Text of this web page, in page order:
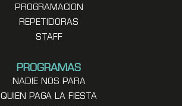
PROGRAMACION
REPETIDORAS
STAFF
PROGRAMAS
NADIE NOS PARA
QUIEN PAGA LA FIESTA